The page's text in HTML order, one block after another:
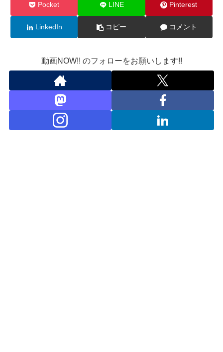
Pocket LINE Pinterest
LinkedIn コピー コメント
動画NOW!! のフォローをお願いします!!